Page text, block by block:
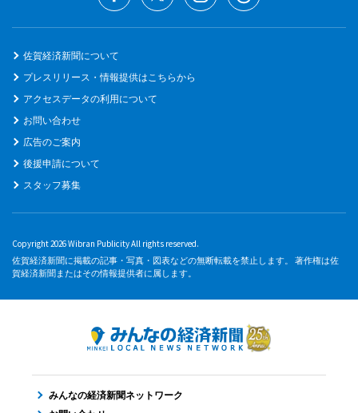
佐賀経済新聞について
プレスリリース・情報提供はこちらから
アクセスデータの利用について
お問い合わせ
広告のご案内
後援申請について
スタッフ募集
Copyright 2026 Wibran Publicity All rights reserved.
佐賀経済新聞に掲載の記事・写真・図表などの無断転載を禁止します。 著作権は佐
賀経済新聞またはその情報提供者に属します。
みんなの経済新聞ネットワーク